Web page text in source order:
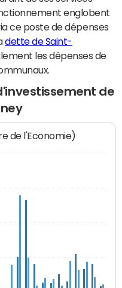
englobent
ce poste de dépenses
dette de Saint-
les dépenses de
de
de l'Economie)